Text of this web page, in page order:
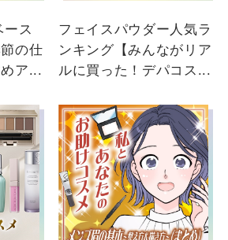
だけ
ンド
ング
💎】
2026/06/12
【🌊NARS🍉SUMMERコ
レクション全色スウォッ
チ】 ご覧いただきあり
がとうございます🎵 今回
ース
の仕
ア...
フェイスパウダー人気ラ
ンキング【みんながリア
ルに買った！デパコス...